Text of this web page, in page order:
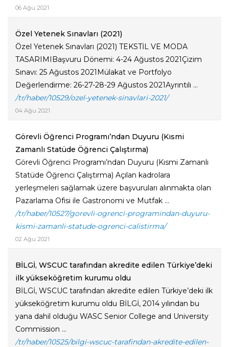
06 Ağu 2021
Özel Yetenek Sınavları (2021)
Özel Yetenek Sınavları (2021) TEKSTİL VE MODA
TASARIMIBaşvuru Dönemi: 4-24 Ağustos 2021Çizim
Sınavı: 25 Ağustos 2021Mülakat ve Portfolyo
Değerlendirme: 26-27-28-29 Ağustos 2021Ayrıntılı ...
/tr/haber/10529/ozel-yetenek-sinavlari-2021/
04 Ağu 2021
Görevli Öğrenci Programı’ndan Duyuru (Kısmi
Zamanlı Statüde Öğrenci Çalıştırma)
Görevli Öğrenci Programı’ndan Duyuru (Kısmi Zamanlı
Statüde Öğrenci Çalıştırma) Açılan kadrolara
yerleşmeleri sağlamak üzere başvuruları alınmakta olan
Pazarlama Ofisi ile Gastronomi ve Mutfak ...
/tr/haber/10527/gorevli-ogrenci-programindan-duyuru-
kismi-zamanli-statude-ogrenci-calistirma/
02 Ağu 2021
BİLGİ, WSCUC tarafından akredite edilen Türkiye’deki
ilk yükseköğretim kurumu oldu
BİLGİ, WSCUC tarafından akredite edilen Türkiye’deki ilk
yükseköğretim kurumu oldu BİLGİ, 2014 yılından bu
yana dahil olduğu WASC Senior College and University
Commission ...
/tr/haber/10525/bilgi-wscuc-tarafindan-akredite-edilen-